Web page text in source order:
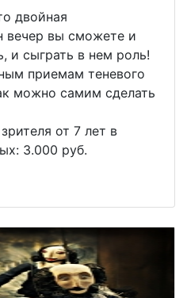
двойная
вечер вы сможете и
и сыграть в нем роль!
приемам теневого
можно самим сделать
от 7 лет в
3.000 руб.